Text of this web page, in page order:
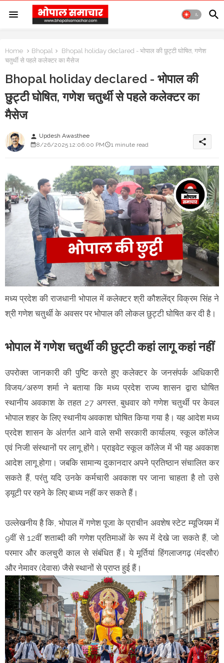
Home Bhopal
Bhopal holiday declared - भोपाल की छुट्टी घोषित, गणेश
चतुर्थी से पहले कलेक्टर का मैसेज
Bhopal holiday declared - भोपाल की
छुट्टी घोषित, गणेश चतुर्थी से पहले कलेक्टर का
मैसेज
person Updesh Awasthee
8/26/2025 12:06:00 PM
1 minute read share
मध्य प्रदेश की राजधानी भोपाल में कलेक्टर श्री कौशलेंद्र विक्रम सिंह ने
श्री गणेश चतुर्थी के अवसर पर भोपाल की लोकल छुट्टी घोषित कर दी है।
भोपाल में गणेश चतुर्थी की छुट्टी कहां लागू कहां नहीं
उपरोक्त जानकारी की पुष्टि करते हुए कलेक्टर के जनसंपर्क अधिकारी
विजय/अरुण शर्मा ने बताया कि मध्य प्रदेश राज्य शासन द्वारा घोषित
स्थानीय अवकाश के तहत 27 अगस्त, बुधवार को गणेश चतुर्थी पर केवल
भोपाल शहर के लिए स्थानीय अवकाश घोषित किया गया है। यह आदेश मध्य
प्रदेश शासन के अंतर्गत आने वाले सभी सरकारी कार्यालय, स्कूल कॉलेज
एवं निजी संस्थानों पर लागू होंगे। प्राइवेट स्कूल कॉलेज में भी यह अवकाश
आदेश लागू होगा। जबकि सामान्य दुकानदार अपने प्रतिष्ठान संचालित कर
सकते हैं, परंतु यदि उनके कर्मचारी अवकाश पर जाना चाहता है तो उसे
ड्यूटी पर रहने के लिए बाध्य नहीं कर सकते हैं।
उल्लेखनीय है कि, भोपाल में गणेश पूजा के प्राचीन अवशेष स्टेट म्यूजियम में
9वीं से 12वीं शताब्दी की गणेश प्रतिमाओं के रूप में देखे जा सकते हैं, जो
परमार और कलचुरी काल से संबंधित हैं। ये मूर्तियां हिंगलाजगढ़ (मंदसौर)
और नेमावर (देवास) जैसे स्थानों से प्राप्त हुई हैं।